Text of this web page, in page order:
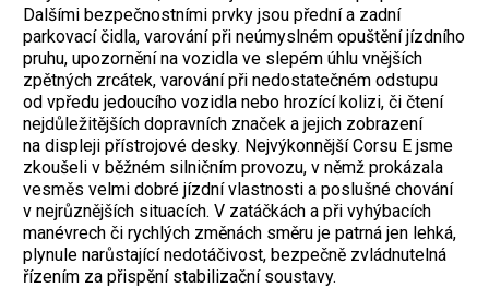
Dalšími bezpečnostními prvky jsou přední a zadní
parkovací čidla, varování při neúmyslném opuštění jízdního
pruhu, upozornění na vozidla ve slepém úhlu vnějších
zpětných zrcátek, varování při nedostatečném odstupu
od vpředu jedoucího vozidla nebo hrozící kolizi, či čtení
nejdůležitějších dopravních značek a jejich zobrazení
na displeji přístrojové desky. Nejvýkonnější Corsu E jsme
zkoušeli v běžném silničním provozu, v němž prokázala
vesměs velmi dobré jízdní vlastnosti a poslušné chování
v nejrůznějších situacích. V zatáčkách a při vyhýbacích
manévrech či rychlých změnách směru je patrná jen lehká,
plynule narůstající nedotáčivost, bezpečně zvládnutelná
řízením za přispění stabilizační soustavy.